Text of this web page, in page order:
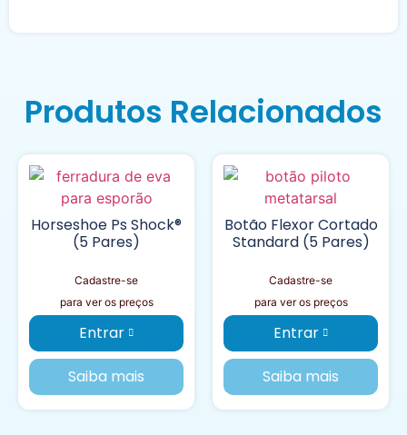
Produtos Relacionados
Horseshoe Ps Shock®
(5 Pares)
Cadastre-se
para ver os preços
Entrar
Saiba mais
Botão Flexor Cortado
Standard (5 Pares)
Cadastre-se
para ver os preços
Entrar
Saiba mais